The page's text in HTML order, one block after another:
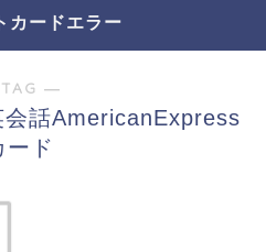
カードエラー
―
話AmericanExpress
ード